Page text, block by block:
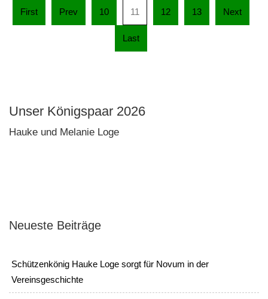
First Prev 10 11 12 13 Next
Last
Unser Königspaar 2026
Hauke und Melanie Loge
Neueste Beiträge
Schützenkönig Hauke Loge sorgt für Novum in der
Vereinsgeschichte